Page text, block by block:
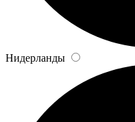
Нидерланды